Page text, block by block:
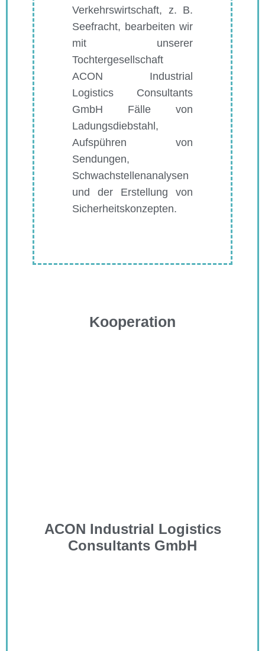
Verkehrswirtschaft, z. B.
Seefracht, bearbeiten wir
mit unserer
Tochtergesellschaft
ACON Industrial
Logistics Consultants
GmbH Fälle von
Ladungsdiebstahl,
Aufspühren von
Sendungen,
Schwachstellenanalysen
und der Erstellung von
Sicherheitskonzepten.
Kooperation
ACON Industrial Logistics
Consultants GmbH